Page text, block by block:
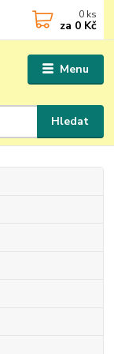
Menu
Hledat
0 ks
za 0 Kč